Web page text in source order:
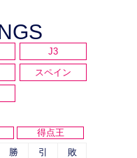
J3
スペイン
得点王
勝 引 敗